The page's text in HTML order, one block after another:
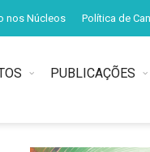
nos Núcleos Política de
PUBLICAÇÕES